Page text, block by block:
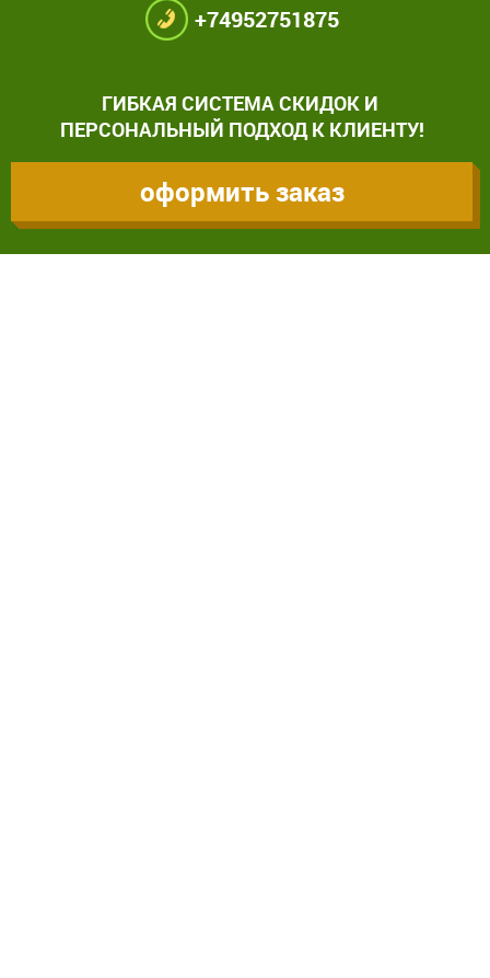
+74952751875
ГИБКАЯ СИСТЕМА СКИДОК И
ПЕРСОНАЛЬНЫЙ ПОДХОД К КЛИЕНТУ!
оформить заказ